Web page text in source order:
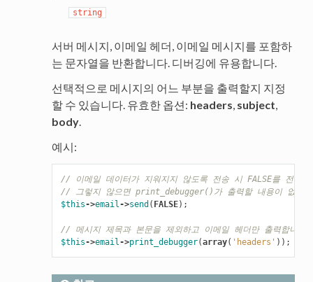
string
서버 메시지, 이메일 헤더, 이메일 메시지를 포함하
는 문자열을 반환합니다. 디버깅에 유용합니다.
선택적으로 메시지의 어느 부분을 출력할지 지정
할 수 있습니다. 유효한 옵션: headers, subject,
body.
예시:
// 이메일 데이터가 지워지지 않도록 전송 시 FALSE를 전달
// 그렇지 않으면 print_debugger()가 출력할 내용이 없게
$this->email->send ( FALSE);
// 메시지 제목과 본문을 제외하고 이메일 헤더만 출력합니다
$this->email->print_debugger(array( 'headers' ));